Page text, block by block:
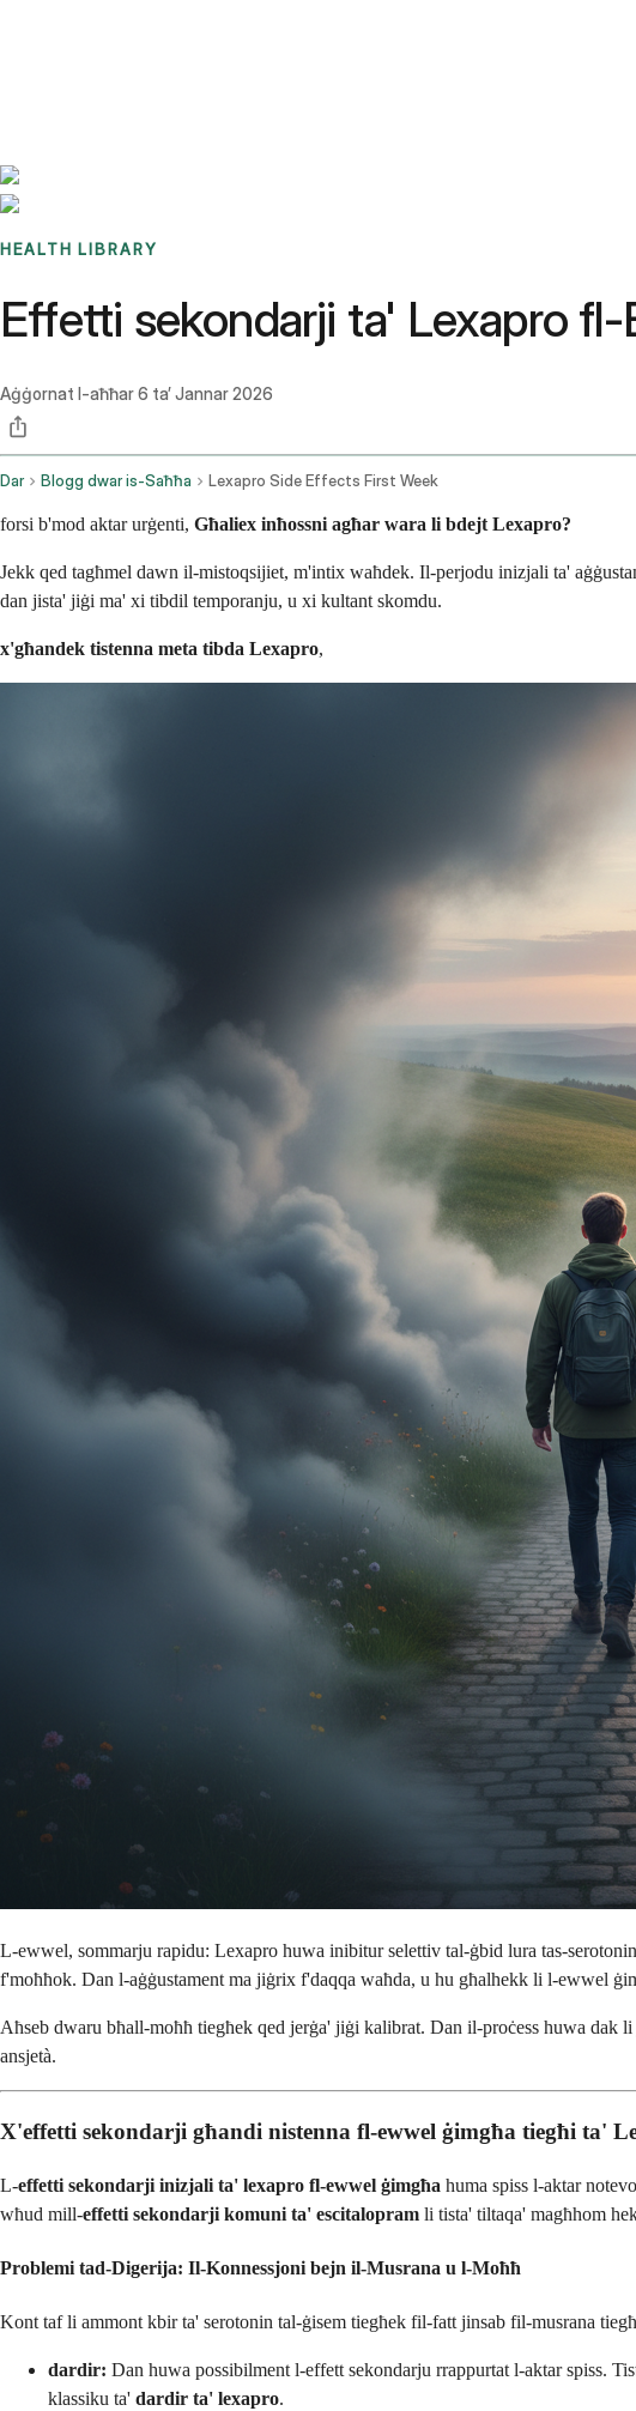
HEALTH LIBRARY
Effetti sekondarji ta' Lexapro
Aġġornat l-aħħar6 ta’ Jannar 2026
Dar Blogg dwar is-Saħħa Lexapro Side Effects First Week
forsi b'mod aktar urġenti, Għaliex inħossni agħar wara li bdejt Lexapro?
Jekk qed tagħmel dawn il-mistoqsijiet, m'intix waħdek. Il-perjodu inizjali ta'
dan jista' jiġi ma' xi tibdil temporanju, u xi kultant skomdu.
x'għandek tistenna meta tibda Lexapro,
L-ewwel, sommarju rapidu: Lexapro huwa inibitur selettiv tal-ġbid lura tas-
f'moħħok. Dan l-aġġustament ma jiġrix f'daqqa waħda, u hu għalhekk li l-ewwel
Aħseb dwaru bħall-moħħ tiegħek qed jerġa' jiġi kalibrat. Dan il-proċess huwa
ansjetà.
X'effetti sekondarji għandi nistenna fl-ewwel ġimgħa tiegħi ta'
L-effetti sekondarji inizjali ta' lexapro fl-ewwel ġimgħa huma spiss l-aktar
wħud mill-effetti sekondarji komuni ta' escitalopram li tista' tiltaqa' magħhom
Problemi tad-Digerija: Il-Konnessjoni bejn il-Musrana u l-Moħħ
Kont taf li ammont kbir ta' serotonin tal-ġisem tiegħek fil-fatt jinsab fil-musrana
dardir: Dan huwa possibilment l-effett sekondarju rrappurtat l-aktar spiss.
klassiku ta' dardir ta' lexapro.